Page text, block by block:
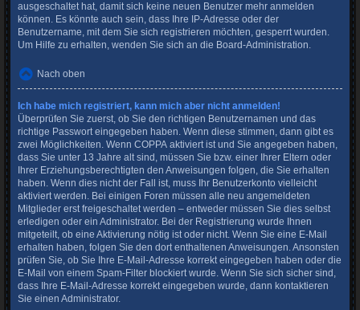
ausgeschaltet hat, damit sich keine neuen Benutzer mehr anmelden
können. Es könnte auch sein, dass Ihre IP-Adresse oder der
Benutzername, mit dem Sie sich registrieren möchten, gesperrt wurden.
Um Hilfe zu erhalten, wenden Sie sich an die Board-Administration.
Nach oben
Ich habe mich registriert, kann mich aber nicht anmelden!
Überprüfen Sie zuerst, ob Sie den richtigen Benutzernamen und das
richtige Passwort eingegeben haben. Wenn diese stimmen, dann gibt es
zwei Möglichkeiten. Wenn COPPA aktiviert ist und Sie angegeben haben,
dass Sie unter 13 Jahre alt sind, müssen Sie bzw. einer Ihrer Eltern oder
Ihrer Erziehungsberechtigten den Anweisungen folgen, die Sie erhalten
haben. Wenn dies nicht der Fall ist, muss Ihr Benutzerkonto vielleicht
aktiviert werden. Bei einigen Foren müssen alle neu angemeldeten
Mitglieder erst freigeschaltet werden – entweder müssen Sie dies selbst
erledigen oder ein Administrator. Bei der Registrierung wurde Ihnen
mitgeteilt, ob eine Aktivierung nötig ist oder nicht. Wenn Sie eine E-Mail
erhalten haben, folgen Sie den dort enthaltenen Anweisungen. Ansonsten
prüfen Sie, ob Sie Ihre E-Mail-Adresse korrekt eingegeben haben oder die
E-Mail von einem Spam-Filter blockiert wurde. Wenn Sie sich sicher sind,
dass Ihre E-Mail-Adresse korrekt eingegeben wurde, dann kontaktieren
Sie einen Administrator.